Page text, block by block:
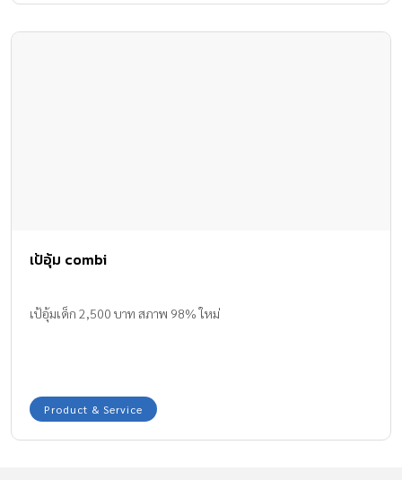
เป้อุ้ม combi
เป้อุ้มเด็ก 2,500 บาท สภาพ 98% ใหม่
Product & Service